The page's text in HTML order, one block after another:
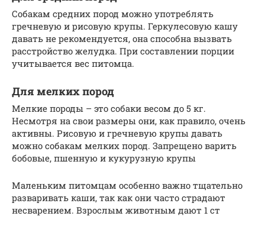
Собакам средних пород можно употреблять
гречневую и рисовую крупы. Геркулесовую кашу
давать не рекомендуется, она способна вызвать
расстройство желудка. При составлении порции
учитывается вес питомца.
Для мелких пород
Мелкие породы – это собаки весом до 5 кг.
Несмотря на свои размеры они, как правило, очень
активны. Рисовую и гречневую крупы давать
можно собакам мелких пород. Запрещено варить
бобовые, пшенную и кукурузную крупы
Маленьким питомцам особенно важно тщательно
разваривать каши, так как они часто страдают
несварением. Взрослым животным дают 1 ст